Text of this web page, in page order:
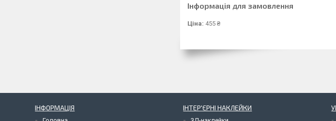
Інформація для замовлення
Ціна: 455 ₴
ІНФОРМАЦІЯ ІНТЕР'ЄРНІ НАКЛЕЙКИ